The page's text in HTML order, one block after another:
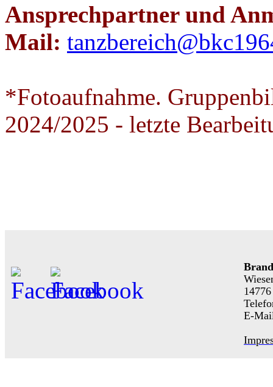
Ansprechpartner und
Mail:
*Fotoaufnahme.
2024/2025 - letzte
E-